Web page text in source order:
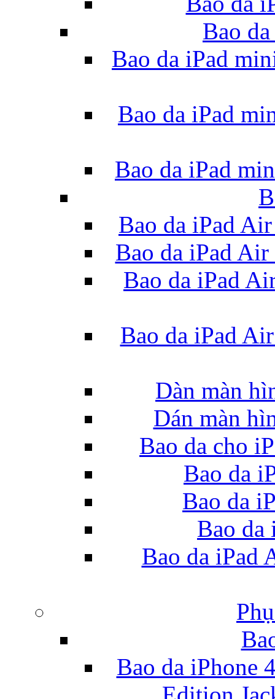
Bao
Bao da iPad
Bao da iPad
Bao da iPad
Bao da iPad
Bao da iPad Air
Bao da iPad
Bao da iPad
Dàn màn
Dán màn
Bao da cho
Bao da
Bao da
Bao da
Bao da iPad
Bao da iPhone